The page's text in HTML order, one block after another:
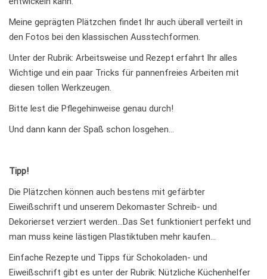
Meine geprägten Plätzchen findet Ihr auch überall verteilt in
den Fotos bei den klassischen Ausstechformen.
Unter der Rubrik: Arbeitsweise und Rezept erfahrt Ihr alles
Wichtige und ein paar Tricks für pannenfreies Arbeiten mit
diesen tollen Werkzeugen.
Bitte lest die Pflegehinweise genau durch!
Und dann kann der Spaß schon losgehen…
Tipp!
Die Plätzchen können auch bestens mit gefärbter
Eiweißschrift und unserem Dekomaster Schreib- und
Dekorierset verziert werden…Das Set funktioniert perfekt und
man muss keine lästigen Plastiktuben mehr kaufen…
Einfache Rezepte und Tipps für Schokoladen- und
Eiweißschrift gibt es unter der Rubrik: Nützliche Küchenhelfer